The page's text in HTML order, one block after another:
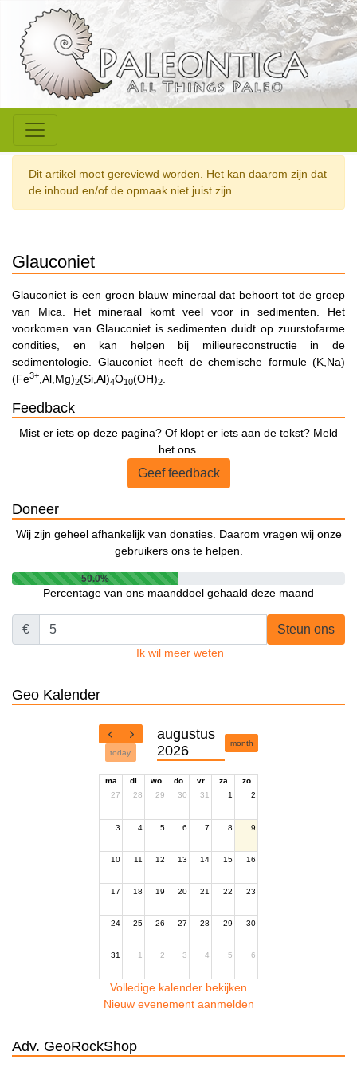
Dit artikel moet gereviewd worden. Het kan daarom zijn dat
de inhoud en/of de opmaak niet juist zijn.
Glauconiet
Glauconiet is een groen blauw mineraal dat behoort tot de groep
van Mica. Het mineraal komt veel voor in sedimenten. Het
voorkomen van Glauconiet is sedimenten duidt op zuurstofarme
condities, en kan helpen bij milieureconstructie in de
sedimentologie. Glauconiet heeft de chemische formule (K,Na)
(Fe3+,Al,Mg)2(Si,Al)4O10(OH)2.
Feedback
Mist er iets op deze pagina? Of klopt er iets aan de tekst? Meld
het ons.
Geef feedback
Doneer
Wij zijn geheel afhankelijk van donaties. Daarom vragen wij onze
gebruikers ons te helpen.
50.0%
Percentage van ons maanddoel gehaald deze maand
€ Steun ons
Ik wil meer weten
Geo Kalender
today
augustus
2026
month
ma di wo do vr za
zo
27
28 29 30 31 1 2
3 4 5 6 7 8 9
10 11 12 13 14 15 16
17 18 19 20 21 22 23
24 25 26 27 28 29 30
31 1 2 3 4 5 6
Volledige kalender bekijken
Nieuw evenement aanmelden
Adv. GeoRockShop